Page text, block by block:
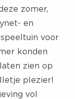
zomer,
en
voor
konden
zien op
plezier!
vol